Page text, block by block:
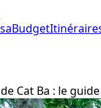
Budget
Cat Ba : le